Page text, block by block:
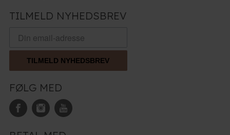
TILMELD NYHEDSBREV
TILMELD NYHEDSBREV
FØLG MED